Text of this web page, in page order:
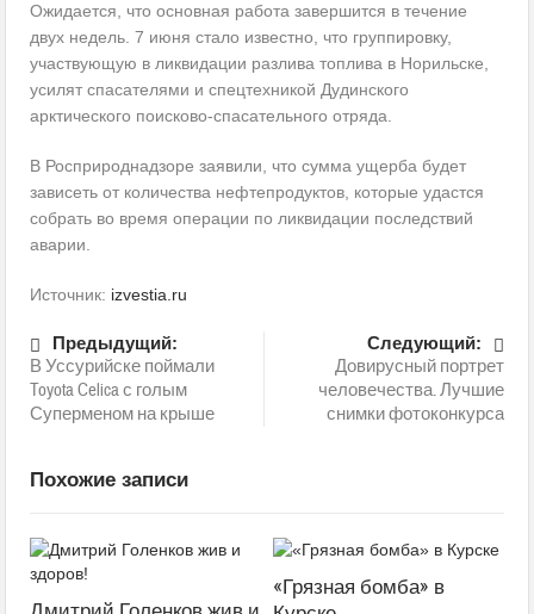
Ожидается, что основная работа завершится в течение
двух недель. 7 июня стало известно, что группировку,
участвующую в ликвидации разлива топлива в Норильске,
усилят спасателями и спецтехникой Дудинского
арктического поисково-спасательного отряда.
В Росприроднадзоре заявили, что сумма ущерба будет
зависеть от количества нефтепродуктов, которые удастся
собрать во время операции по ликвидации последствий
аварии.
Источник: izvestia.ru
Предыдущий:
В Уссурийске поймали
Toyota Celica с голым
Суперменом на крыше
Следующий:
Довирусный портрет
человечества. Лучшие
снимки фотоконкурса
Похожие записи
«Грязная бомба» в